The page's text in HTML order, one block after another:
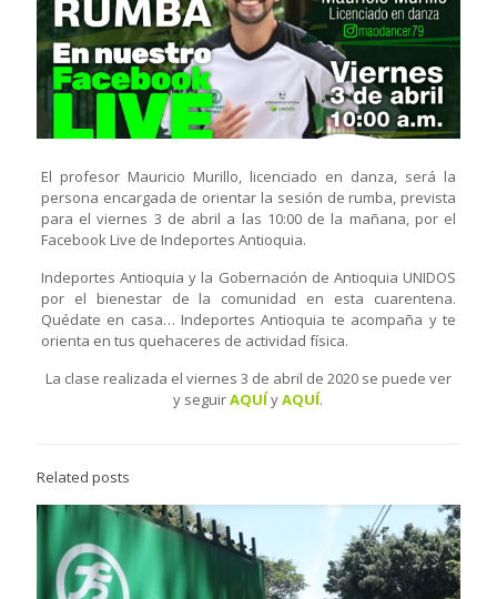
El profesor Mauricio Murillo, licenciado en danza, será la
persona encargada de orientar la sesión de rumba, prevista
para el viernes 3 de abril a las 10:00 de la mañana, por el
Facebook Live de Indeportes Antioquia.
Indeportes Antioquia y la Gobernación de Antioquia UNIDOS
por el bienestar de la comunidad en esta cuarentena.
Quédate en casa… Indeportes Antioquia te acompaña y te
orienta en tus quehaceres de actividad física.
La clase realizada el viernes 3 de abril de 2020 se puede ver
y seguirAQUÍyAQUÍ.
Related posts